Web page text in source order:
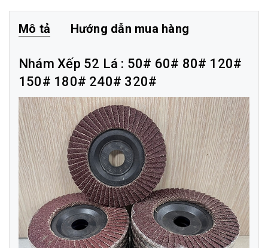
Mô tả Hướng dẫn mua hàng
Nhám Xếp 52 Lá : 50# 60# 80# 120#
150# 180# 240# 320#